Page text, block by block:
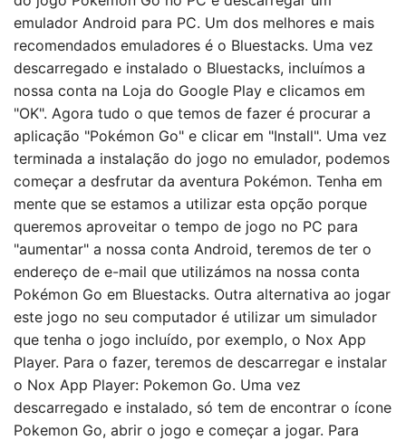
emulador Android para PC. Um dos melhores e mais
recomendados emuladores é o Bluestacks. Uma vez
descarregado e instalado o Bluestacks, incluímos a
nossa conta na Loja do Google Play e clicamos em
"OK". Agora tudo o que temos de fazer é procurar a
aplicação "Pokémon Go" e clicar em "Install". Uma vez
terminada a instalação do jogo no emulador, podemos
começar a desfrutar da aventura Pokémon. Tenha em
mente que se estamos a utilizar esta opção porque
queremos aproveitar o tempo de jogo no PC para
"aumentar" a nossa conta Android, teremos de ter o
endereço de e-mail que utilizámos na nossa conta
Pokémon Go em Bluestacks. Outra alternativa ao jogar
este jogo no seu computador é utilizar um simulador
que tenha o jogo incluído, por exemplo, o Nox App
Player. Para o fazer, teremos de descarregar e instalar
o Nox App Player: Pokemon Go. Uma vez
descarregado e instalado, só tem de encontrar o ícone
Pokemon Go, abrir o jogo e começar a jogar. Para